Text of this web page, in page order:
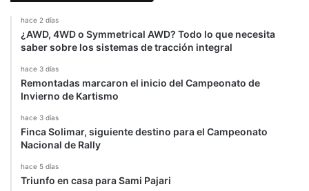
hace 2 días
¿AWD, 4WD o Symmetrical AWD? Todo lo que necesita
saber sobre los sistemas de tracción integral
hace 3 días
Remontadas marcaron el inicio del Campeonato de
Invierno de Kartismo
hace 3 días
Finca Solimar, siguiente destino para el Campeonato
Nacional de Rally
hace 5 días
Triunfo en casa para Sami Pajari